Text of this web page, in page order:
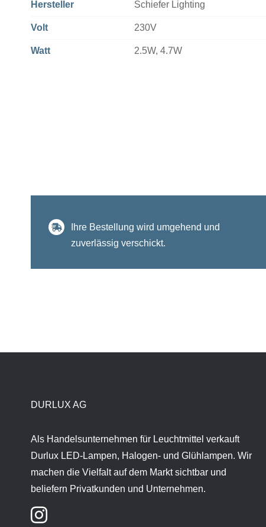
Hersteller Schiefer Lighting
Volt 230V
Watt 2.5W, 4.7W
Ihre Bestellung wird umgehend und
zuverlässig verschickt.
DURLUX AG
Als Handelsunternehmen für Leuchtmittel verkauft
Durlux LED-Lampen, Halogen- und Glühlampen. Wir
machen die Vielfalt auf dem Markt sichtbar und
beliefern Privatkunden und Unternehmen.